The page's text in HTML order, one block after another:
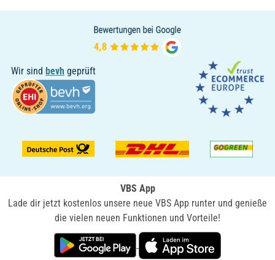
Wir sind bevh geprüft
VBS App
Lade dir jetzt kostenlos unsere neue VBS App runter und genieße
die vielen neuen Funktionen und Vorteile!